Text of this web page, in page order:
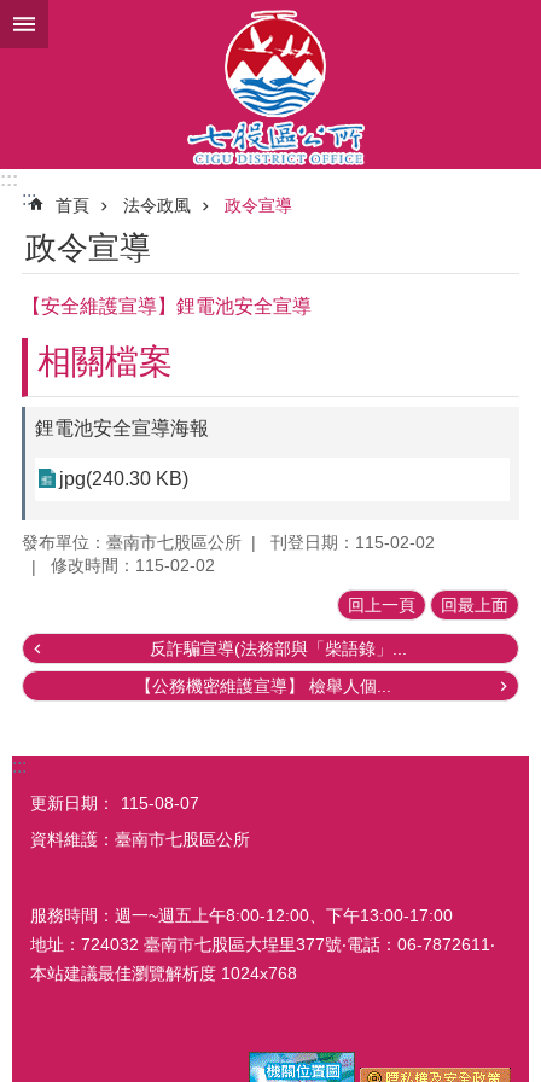
跳到主要內容區塊
:::
:::
首頁 法令政風 政令宣導
政令宣導
【安全維護宣導】鋰電池安全宣導
相關檔案
鋰電池安全宣導海報
jpg(240.30 KB)
發布單位：臺南市七股區公所
刊登日期：115-02-02
修改時間：115-02-02
回上一頁 回最上面
反詐騙宣導(法務部與「柴語錄」...
【公務機密維護宣導】 檢舉人個...
:::
更新日期：
115-08-07
資料維護：臺南市七股區公所
服務時間：週一~週五上午8:00-12:00、下午13:00-17:00
地址：724032 臺南市七股區大埕里377號‧電話：06-7872611‧
本站建議最佳瀏覽解析度 1024x768